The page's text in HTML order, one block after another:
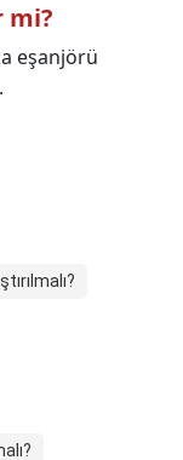
mi?
eşanjörü
.